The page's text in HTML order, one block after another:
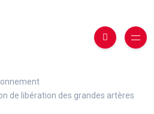
de libération des grandes artères